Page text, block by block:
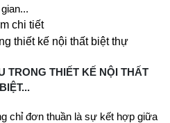
gian...
chi tiết
TRONG THIẾT KẾ NỘI THẤT
BIỆT...
chỉ đơn thuần là sự kết hợp giữa